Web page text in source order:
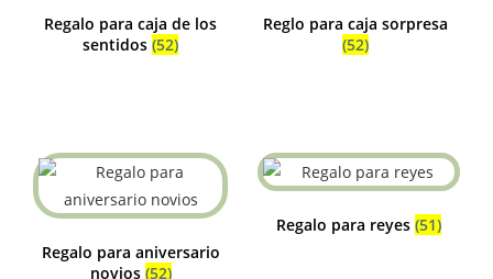
Regalo para caja de los
sentidos (52)
Reglo para caja sorpresa
(52)
Regalo para aniversario
novios (52)
Regalo para reyes (51)